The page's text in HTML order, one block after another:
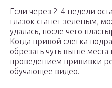
Если через 2-4 недели
глазок станет зеленым,
удалась, после чего
Когда привой слегка
обрезать чуть выше
проведением прививки
обучающее видео.